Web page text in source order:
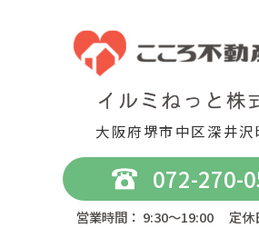
大阪府堺市中区深井
072-270-
営業時間： 9:30～19:00 定休